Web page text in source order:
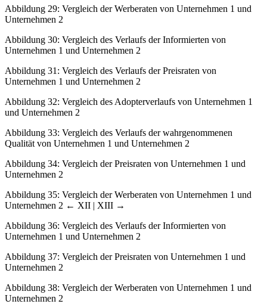
Abbildung 29: Vergleich der Werberaten von Unternehmen 1 und
Unternehmen 2
Abbildung 30: Vergleich des Verlaufs der Informierten von
Unternehmen 1 und Unternehmen 2
Abbildung 31: Vergleich des Verlaufs der Preisraten von
Unternehmen 1 und Unternehmen 2
Abbildung 32: Vergleich des Adopterverlaufs von Unternehmen 1
und Unternehmen 2
Abbildung 33: Vergleich des Verlaufs der wahrgenommenen
Qualität von Unternehmen 1 und Unternehmen 2
Abbildung 34: Vergleich der Preisraten von Unternehmen 1 und
Unternehmen 2
Abbildung 35: Vergleich der Werberaten von Unternehmen 1 und
Unternehmen 2 ← XII | XIII →
Abbildung 36: Vergleich des Verlaufs der Informierten von
Unternehmen 1 und Unternehmen 2
Abbildung 37: Vergleich der Preisraten von Unternehmen 1 und
Unternehmen 2
Abbildung 38: Vergleich der Werberaten von Unternehmen 1 und
Unternehmen 2